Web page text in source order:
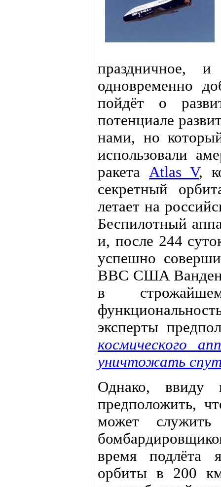
праздничное,
одновременно
пойдёт о
потенциале
нами, но
использовали
ракетаAtlas V,
секретный
летает на
Беспилотный
и, после 244
успешно
ВВС США
в
эксперты
космического
уничтожать
Однако, ввиду
предположить,
может
время подлёта
орбиты в 200